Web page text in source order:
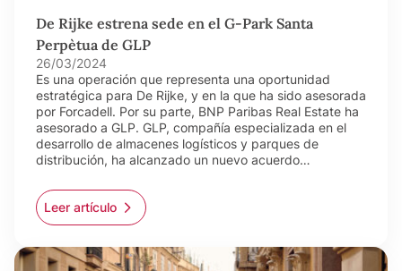
De Rijke estrena sede en el G-Park Santa
Perpètua de GLP
26/03/2024
Es una operación que representa una oportunidad
estratégica para De Rijke, y en la que ha sido asesorada
por Forcadell. Por su parte, BNP Paribas Real Estate ha
asesorado a GLP. GLP, compañía especializada en el
desarrollo de almacenes logísticos y parques de
distribución, ha alcanzado un nuevo acuerdo…
Leer artículo